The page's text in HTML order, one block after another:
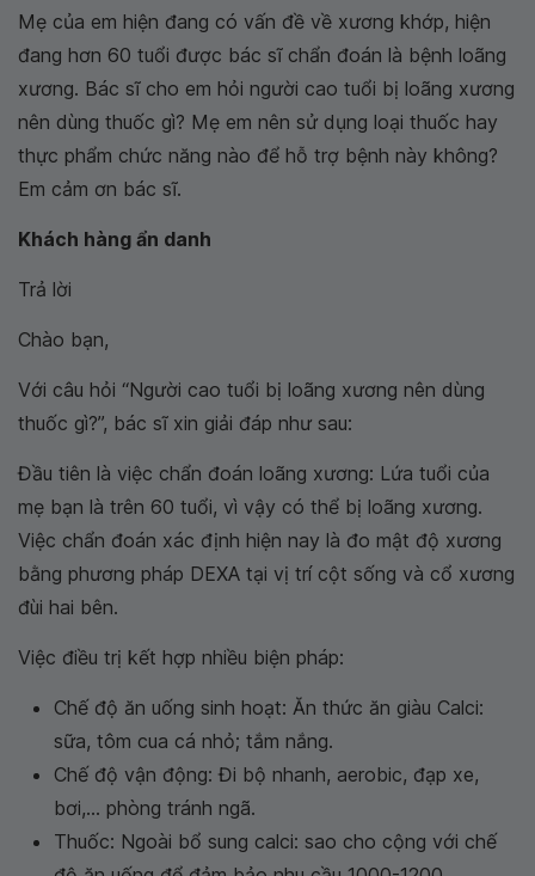
Mẹ của em hiện đang có vấn đề về xương khớp, hiện
đang hơn 60 tuổi được bác sĩ chẩn đoán là bệnh loãng
xương. Bác sĩ cho em hỏi người cao tuổi bị loãng xương
nên dùng thuốc gì? Mẹ em nên sử dụng loại thuốc hay
thực phẩm chức năng nào để hỗ trợ bệnh này không?
Em cảm ơn bác sĩ.
Khách hàng ẩn danh
Trả lời
Chào bạn,
Với câu hỏi “Người cao tuổi bị loãng xương nên dùng
thuốc gì?”, bác sĩ xin giải đáp như sau:
Đầu tiên là việc chẩn đoán loãng xương: Lứa tuổi của
mẹ bạn là trên 60 tuổi, vì vậy có thể bị loãng xương.
Việc chẩn đoán xác định hiện nay là đo mật độ xương
bằng phương pháp DEXA tại vị trí cột sống và cổ xương
đùi hai bên.
Việc điều trị kết hợp nhiều biện pháp:
Chế độ ăn uống sinh hoạt: Ăn thức ăn giàu Calci:
sữa, tôm cua cá nhỏ; tắm nắng.
Chế độ vận động: Đi bộ nhanh, aerobic, đạp xe,
bơi,... phòng tránh ngã.
Thuốc: Ngoài bổ sung calci: sao cho cộng với chế